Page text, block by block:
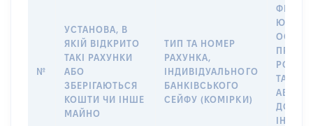
№
УСТАНОВА, В
ЯКІЙ ВІДКРИТО
ТАКІ РАХУНКИ
АБО
ЗБЕРІГАЮТЬСЯ
КОШТИ ЧИ ІНШЕ
МАЙНО
ТИП ТА НОМЕР
РАХУНКА,
ІНДИВІДУАЛЬНОГО
БАНКІВСЬКОГО
СЕЙФУ (КОМІРКИ)
ПРАВО
ТАКИМ
АБО
ДО